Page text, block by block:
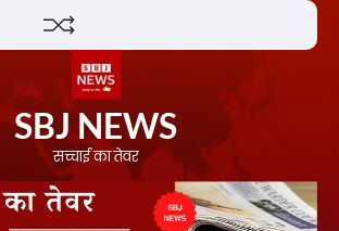
SBJ NEWS
सच्चाई का तेवर